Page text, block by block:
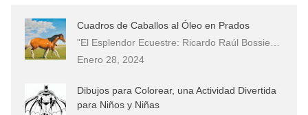
Cuadros de Caballos al Óleo en Prados
"El Esplendor Ecuestre: Ricardo Raúl Bossie…
Enero 28, 2024
Dibujos para Colorear, una Actividad Divertida
para Niños y Niñas